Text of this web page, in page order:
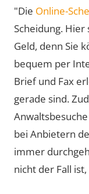
"Die Online-
Scheidung.
Geld, denn Sie
bequem per
Brief und Fax
gerade sind.
bei Anbietern
immer
nicht der Fall